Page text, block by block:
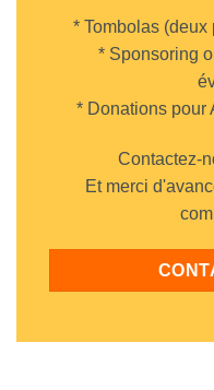
* Tombolas (deux
* Sponsoring
* Donations pour
Contactez-
Et merci